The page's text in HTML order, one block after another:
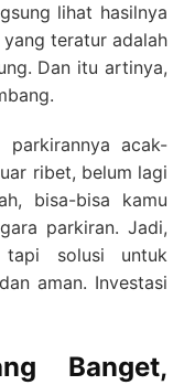
lihat hasilnya
teratur adalah
Dan itu artinya,
parkirannya acak-
ribet, belum lagi
bisa-bisa kamu
parkiran. Jadi,
solusi untuk
aman. Investasi
Banget,